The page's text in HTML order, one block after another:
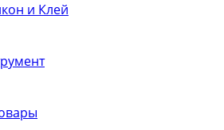
и Клей